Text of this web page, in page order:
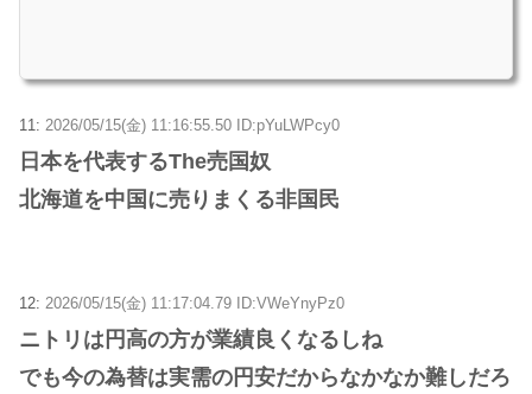
11: 2026/05/15(金) 11:16:55.50 ID:pYuLWPcy0
日本を代表するThe売国奴
北海道を中国に売りまくる非国民
12: 2026/05/15(金) 11:17:04.79 ID:VWeYnyPz0
ニトリは円高の方が業績良くなるしね
でも今の為替は実需の円安だからなかなか難しだろ